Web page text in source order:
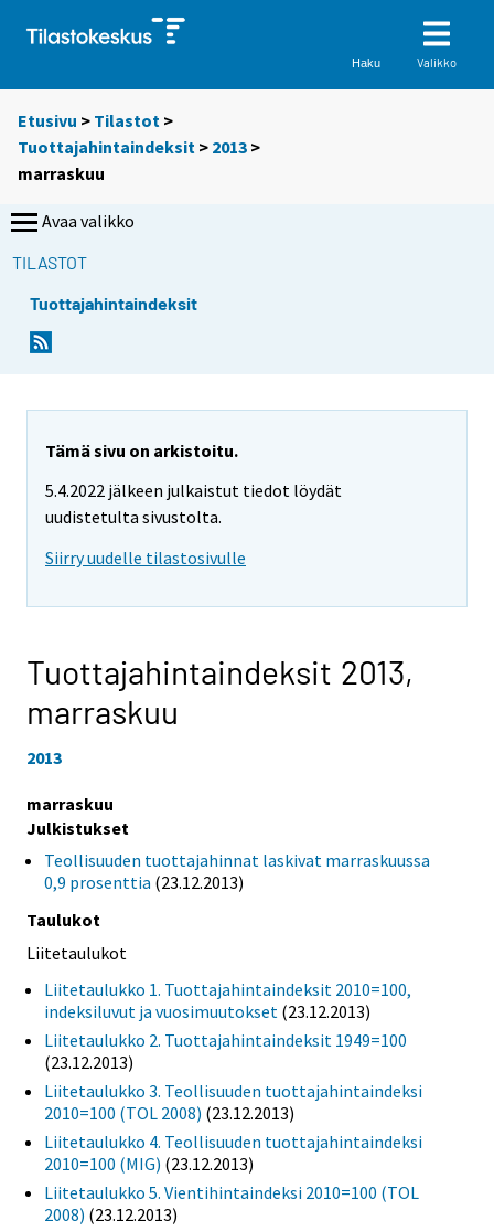
Haku Valikko
Etusivu > Tilastot >
Tuottajahintaindeksit > 2013 >
marraskuu
Avaa valikko
TILASTOT
Tuottajahintaindeksit
Tämä sivu on arkistoitu.
5.4.2022 jälkeen julkaistut tiedot löydät
uudistetulta sivustolta.
Siirry uudelle tilastosivulle
Tuottajahintaindeksit 2013,
marraskuu
2013
marraskuu
Julkistukset
Teollisuuden tuottajahinnat laskivat marraskuussa
0,9 prosenttia (23.12.2013)
Taulukot
Liitetaulukot
Liitetaulukko 1. Tuottajahintaindeksit 2010=100,
indeksiluvut ja vuosimuutokset (23.12.2013)
Liitetaulukko 2. Tuottajahintaindeksit 1949=100
(23.12.2013)
Liitetaulukko 3. Teollisuuden tuottajahintaindeksi
2010=100 (TOL 2008) (23.12.2013)
Liitetaulukko 4. Teollisuuden tuottajahintaindeksi
2010=100 (MIG) (23.12.2013)
Liitetaulukko 5. Vientihintaindeksi 2010=100 (TOL
2008) (23.12.2013)